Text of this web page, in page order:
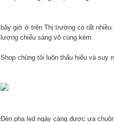
bây giờ ở trên Thị trường có rất nhiều
lượng chiếu sáng vô cùng kém.
Shop chúng tôi luôn thấu hiểu và suy
Đèn pha led ngày càng được ưa